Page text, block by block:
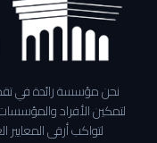
نحن مؤسسة رائدة في
لتمكين الأفراد
لتواكب أرقى